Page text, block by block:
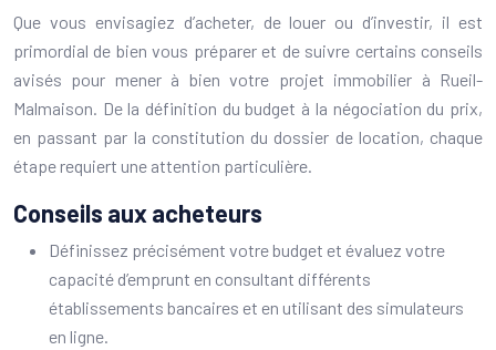
Que vous envisagiez d’acheter, de louer ou d’investir, il est
primordial de bien vous préparer et de suivre certains conseils
avisés pour mener à bien votre projet immobilier à Rueil-
Malmaison. De la définition du budget à la négociation du prix,
en passant par la constitution du dossier de location, chaque
étape requiert une attention particulière.
Conseils aux acheteurs
Définissez précisément votre budget et évaluez votre
capacité d’emprunt en consultant différents
établissements bancaires et en utilisant des simulateurs
en ligne.